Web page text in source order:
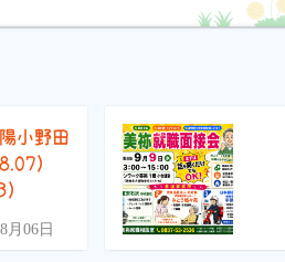
小野田
）
月06日